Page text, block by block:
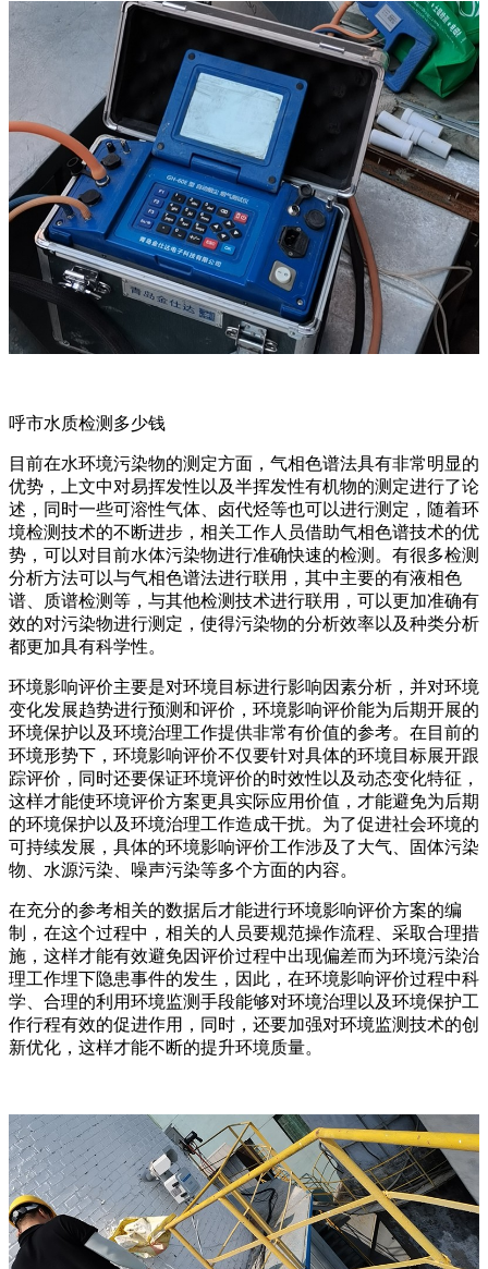
呼市水质检测多少钱
目前在水环境污染物的测定方面，气相色谱法具有非常明显的
优势，上文中对易挥发性以及半挥发性有机物的测定进行了论
述，同时一些可溶性气体、卤代烃等也可以进行测定，随着环
境检测技术的不断进步，相关工作人员借助气相色谱技术的优
势，可以对目前水体污染物进行准确快速的检测。有很多检测
分析方法可以与气相色谱法进行联用，其中主要的有液相色
谱、质谱检测等，与其他检测技术进行联用，可以更加准确有
效的对污染物进行测定，使得污染物的分析效率以及种类分析
都更加具有科学性。
环境影响评价主要是对环境目标进行影响因素分析，并对环境
变化发展趋势进行预测和评价，环境影响评价能为后期开展的
环境保护以及环境治理工作提供非常有价值的参考。在目前的
环境形势下，环境影响评价不仅要针对具体的环境目标展开跟
踪评价，同时还要保证环境评价的时效性以及动态变化特征，
这样才能使环境评价方案更具实际应用价值，才能避免为后期
的环境保护以及环境治理工作造成干扰。为了促进社会环境的
可持续发展，具体的环境影响评价工作涉及了大气、固体污染
物、水源污染、噪声污染等多个方面的内容。
在充分的参考相关的数据后才能进行环境影响评价方案的编
制，在这个过程中，相关的人员要规范操作流程、采取合理措
施，这样才能有效避免因评价过程中出现偏差而为环境污染治
理工作埋下隐患事件的发生，因此，在环境影响评价过程中科
学、合理的利用环境监测手段能够对环境治理以及环境保护工
作行程有效的促进作用，同时，还要加强对环境监测技术的创
新优化，这样才能不断的提升环境质量。